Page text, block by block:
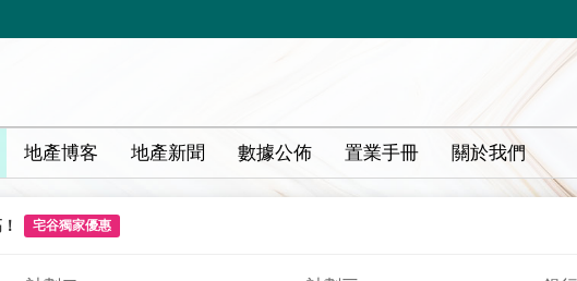
地產博客 地產新聞 數據公佈 置業手冊 關於我們
宅谷獨家優惠